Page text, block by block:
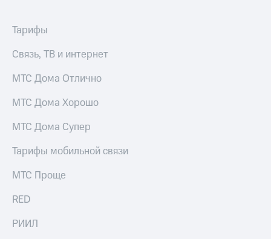
интернета,
музыка
другое
Семейная
группа
на тарифы,
общие
Всё
под
рукой
в Мой МТС
Посмотрите,
что
полезного
есть
в нашем
Тарифы
Связь, ТВ и интернет
МТС Дома Отлично
МТС Дома Хорошо
МТС Дома Супер
Тарифы мобильной связи
МТС Проще
RED
РИИЛ